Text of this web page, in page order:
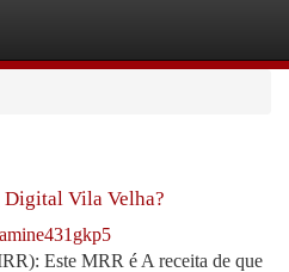
Vila Velha?
Este MRR é A receita de que